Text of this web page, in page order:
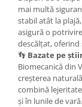
mai multă
stabil atât la
asigură o
descălțat, oferind
👣 Bazate pe
Biomecanică din
creșterea
combină
și în lunile de vară.